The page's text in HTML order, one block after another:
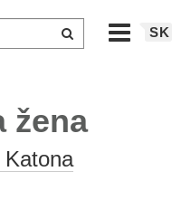
SK
žena
Katona